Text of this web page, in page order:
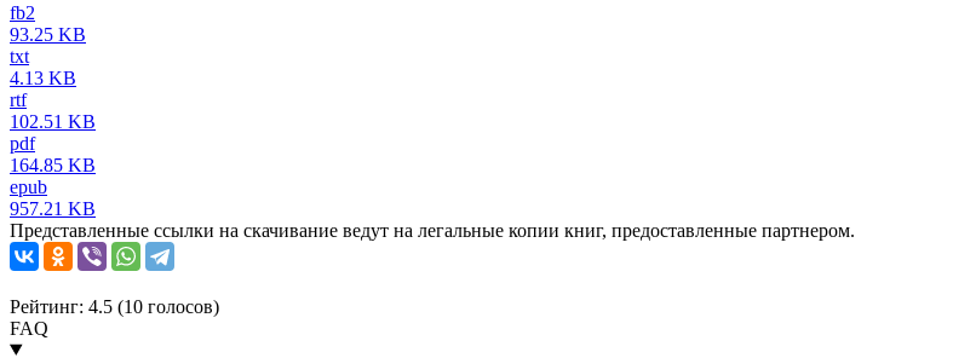
fb2
93.25 KB
txt
4.13 KB
rtf
102.51 KB
pdf
164.85 KB
epub
957.21 KB
Представленные ссылки на скачивание ведут на легальные копии книг, предоставленные партнером.
Рейтинг: 4.5 (10 голосов)
FAQ